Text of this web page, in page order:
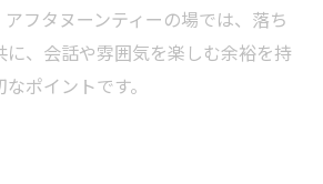
フタヌーンティーの場では、落ち
、会話や雰囲気を楽しむ余裕を持
ポイントです。